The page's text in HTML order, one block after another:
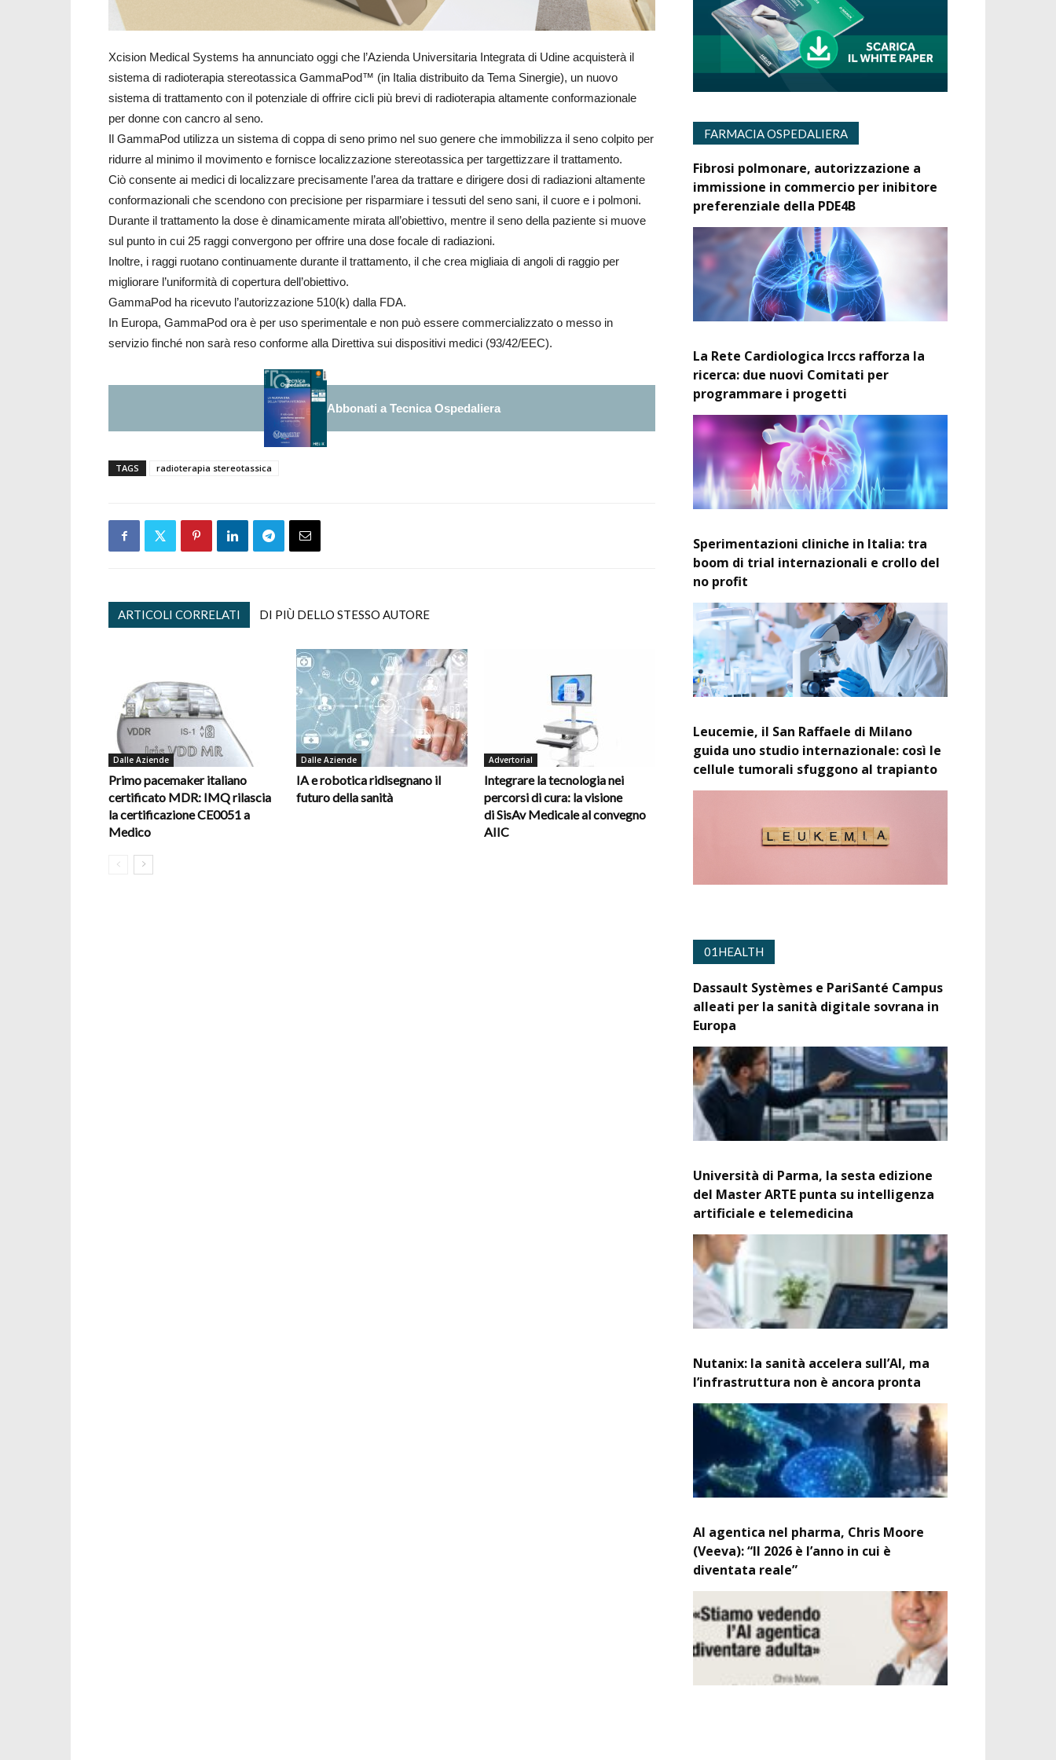
Xcision Medical Systems ha annunciato oggi che l’Azienda Universitaria Integrata di Udine acquisterà il
sistema di radioterapia stereotassica GammaPod™ (in Italia distribuito da Tema Sinergie), un nuovo
sistema di trattamento con il potenziale di offrire cicli più brevi di radioterapia altamente conformazionale
per donne con cancro al seno.
Il GammaPod utilizza un sistema di coppa di seno primo nel suo genere che immobilizza il seno colpito per
ridurre al minimo il movimento e fornisce localizzazione stereotassica per targettizzare il trattamento.
Ciò consente ai medici di localizzare precisamente l’area da trattare e dirigere dosi di radiazioni altamente
conformazionali che scendono con precisione per risparmiare i tessuti del seno sani, il cuore e i polmoni.
Durante il trattamento la dose è dinamicamente mirata all’obiettivo, mentre il seno della paziente si muove
sul punto in cui 25 raggi convergono per offrire una dose focale di radiazioni.
Inoltre, i raggi ruotano continuamente durante il trattamento, il che crea migliaia di angoli di raggio per
migliorare l’uniformità di copertura dell’obiettivo.
GammaPod ha ricevuto l’autorizzazione 510(k) dalla FDA.
In Europa, GammaPod ora è per uso sperimentale e non può essere commercializzato o messo in
servizio finché non sarà reso conforme alla Direttiva sui dispositivi medici (93/42/EEC).
Abbonati a Tecnica Ospedaliera
TAGS radioterapia stereotassica
ARTICOLI CORRELATI DI PIÙ DELLO STESSO AUTORE
Dalle Aziende
Primo pacemaker italiano
certificato MDR: IMQ rilascia
la certificazione CE0051 a
Medico
Dalle Aziende
IA e robotica ridisegnano il
futuro della sanità
Advertorial
Integrare la tecnologia nei
percorsi di cura: la visione
di SisAv Medicale al convegno
AIIC
FARMACIA OSPEDALIERA
Fibrosi polmonare, autorizzazione a
immissione in commercio per inibitore
preferenziale della PDE4B
La Rete Cardiologica Irccs rafforza la
ricerca: due nuovi Comitati per
programmare i progetti
Sperimentazioni cliniche in Italia: tra
boom di trial internazionali e crollo del
no profit
Leucemie, il San Raffaele di Milano
guida uno studio internazionale: così le
cellule tumorali sfuggono al trapianto
01HEALTH
Dassault Systèmes e PariSanté Campus
alleati per la sanità digitale sovrana in
Europa
Università di Parma, la sesta edizione
del Master ARTE punta su intelligenza
artificiale e telemedicina
Nutanix: la sanità accelera sull’AI, ma
l’infrastruttura non è ancora pronta
AI agentica nel pharma, Chris Moore
(Veeva): “Il 2026 è l’anno in cui è
diventata reale”